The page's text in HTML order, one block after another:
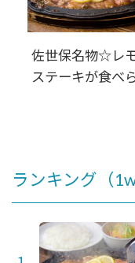
ランキング（
佐世保名物☆レ
ステーキが食べ